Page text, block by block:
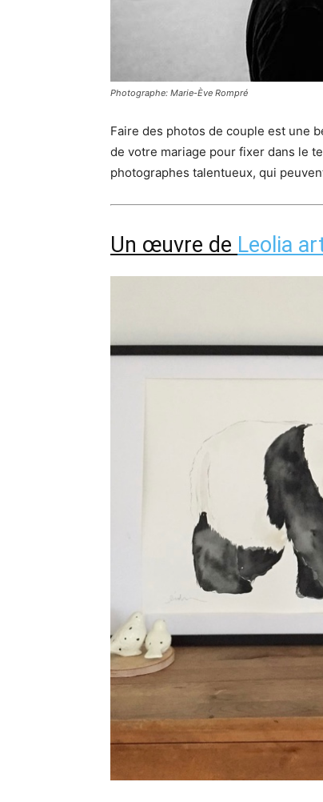
Photographe: Marie-Ève Rompré
Faire des photos de couple est une
de votre mariage pour fixer dans le
photographes talentueux, qui
Un œuvre de Leolia